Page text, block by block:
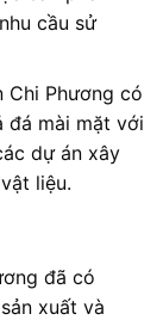
cầu sử
Chi Phương có
đá mài mặt với
dự án xây
liệu.
đã có
xuất và